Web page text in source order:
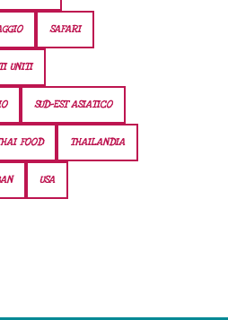
SAFARI
UNITI
SUD-EST ASIATICO
FOOD THAILANDIA
USA